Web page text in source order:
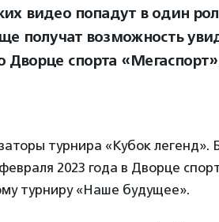
видео попадут в один
получат возможность
Дворце спорта
турнира «Кубок легенд».
2023 года в Дворце
турниру «Наше будущее».